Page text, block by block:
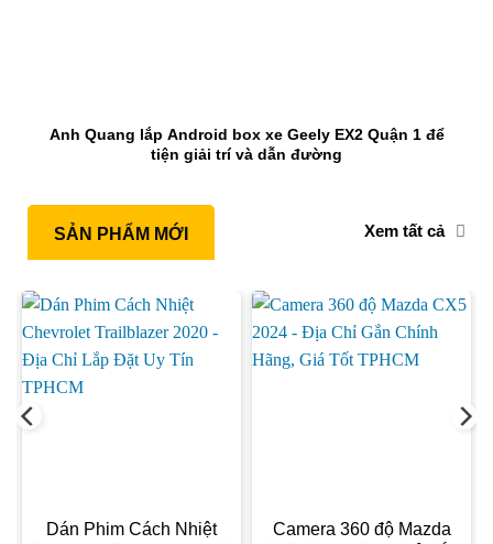
Anh Quang lắp Android box xe Geely EX2 Quận 1 để
tiện giải trí và dẫn đường
SẢN PHẨM MỚI Xem tất cả
Dán Phim Cách Nhiệt
Camera 360 độ Mazda